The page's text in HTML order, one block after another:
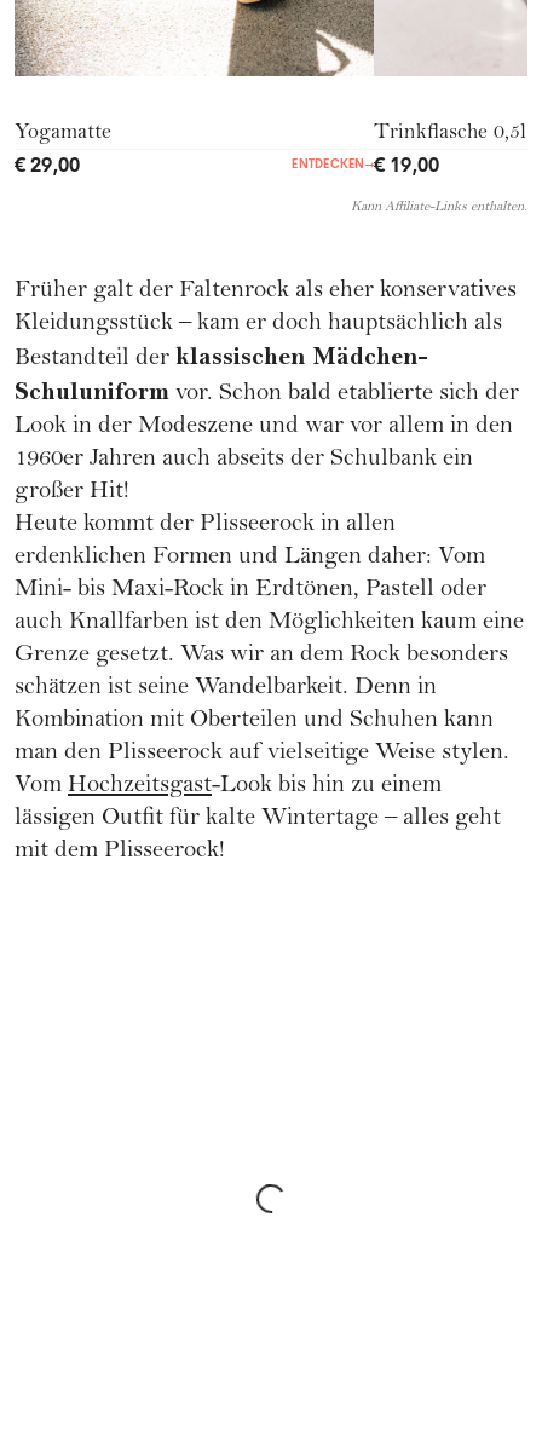
Yogamatte
€ 29,00 ENTDECKEN→
Trinkflasche 0,5l
€ 19,00
Kann Affiliate-Links enthalten.
Früher galt der Faltenrock als eher konservatives
Kleidungsstück – kam er doch hauptsächlich als
Bestandteil der klassischen Mädchen-
Schuluniform vor. Schon bald etablierte sich der
Look in der Modeszene und war vor allem in den
1960er Jahren auch abseits der Schulbank ein
großer Hit!
Heute kommt der Plisseerock in allen
erdenklichen Formen und Längen daher: Vom
Mini- bis Maxi-Rock in Erdtönen, Pastell oder
auch Knallfarben ist den Möglichkeiten kaum eine
Grenze gesetzt. Was wir an dem Rock besonders
schätzen ist seine Wandelbarkeit. Denn in
Kombination mit Oberteilen und Schuhen kann
man den Plisseerock auf vielseitige Weise stylen.
Vom Hochzeitsgast-Look bis hin zu einem
lässigen Outfit für kalte Wintertage – alles geht
mit dem Plisseerock!